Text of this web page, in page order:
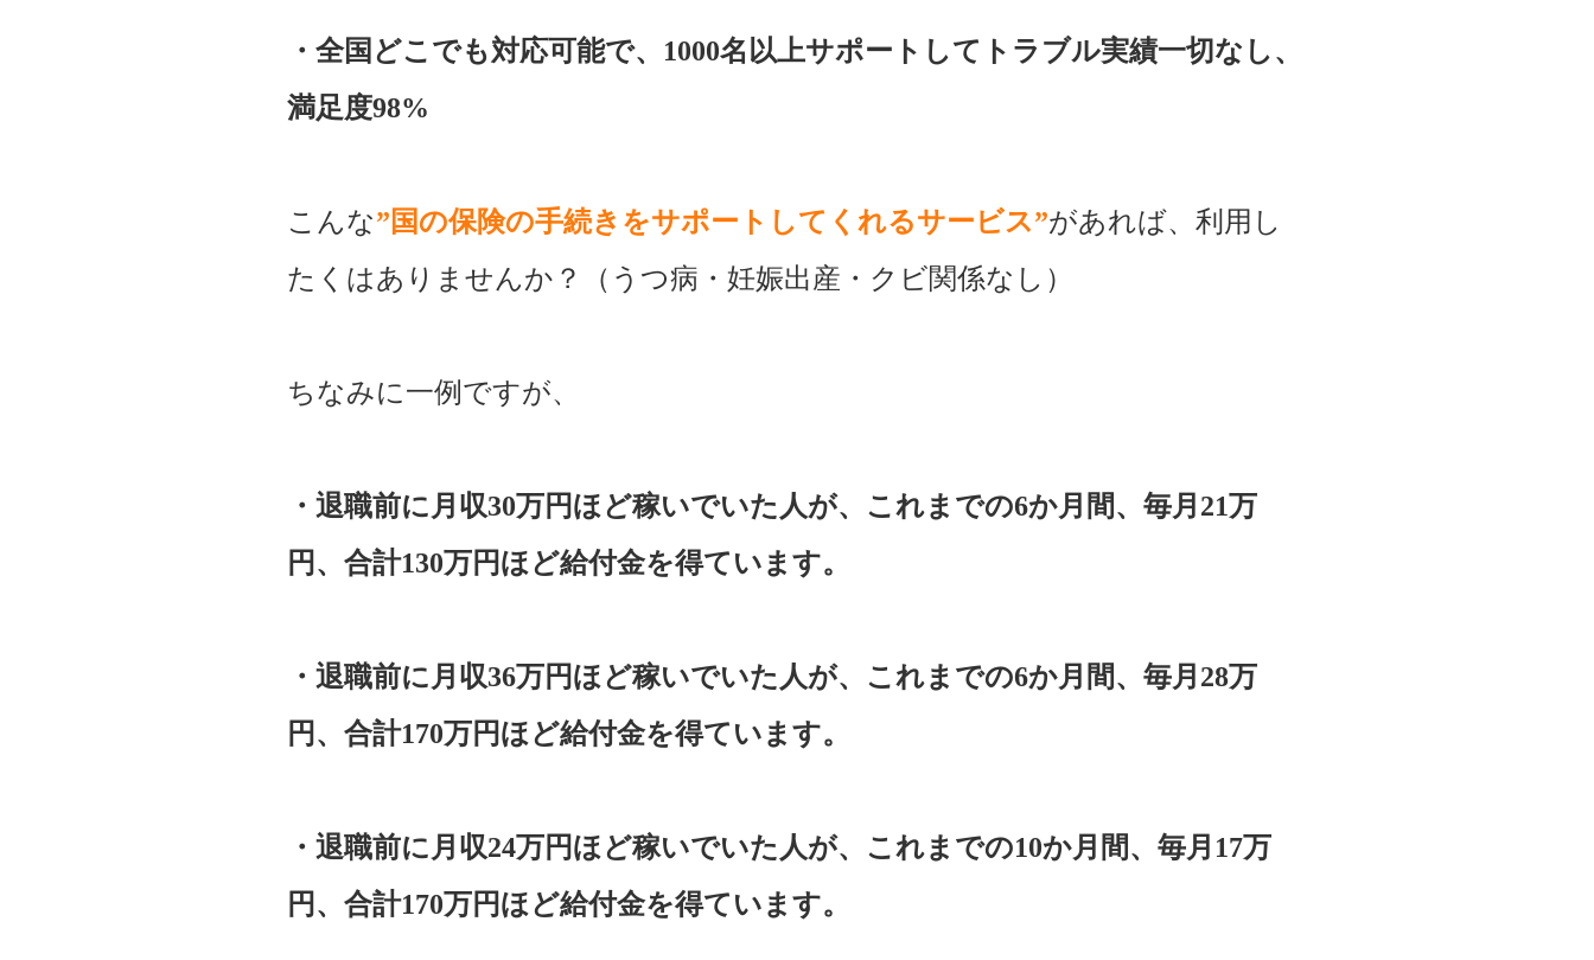
・全国どこでも対応可能で、1000名以上サポートしてトラブル実績一切なし、
満足度98%
こんな”国の保険の手続きをサポートしてくれるサービス”があれば、利用し
たくはありませんか？（うつ病・妊娠出産・クビ関係なし）
ちなみに一例ですが、
・退職前に月収30万円ほど稼いでいた人が、これまでの6か月間、毎月21万
円、合計130万円ほど給付金を得ています。
・退職前に月収36万円ほど稼いでいた人が、これまでの6か月間、毎月28万
円、合計170万円ほど給付金を得ています。
・退職前に月収24万円ほど稼いでいた人が、これまでの10か月間、毎月17万
円、合計170万円ほど給付金を得ています。